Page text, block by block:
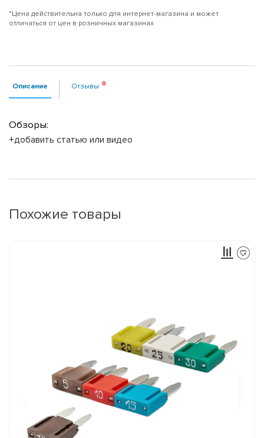
*Цена действительна только для интернет-магазина и может
отличаться от цен в розничных магазинах
Описание Отзывы
Обзоры:
+добавить статью или видео
Похожие товары